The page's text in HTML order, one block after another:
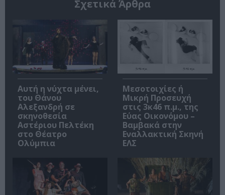
Σχετικά Άρθρα
Αυτή η νύχτα μένει,
του Θάνου
Αλεξανδρή σε
σκηνοθεσία
Αστέριου Πελτέκη
στο Θέατρο
Ολύμπια
Μεσοτοιχίες ή
Μικρή Προσευχή
στις 3κ46 π.μ., της
Εύας Οικονόμου –
Βαμβακά στην
Εναλλακτική Σκηνή
ΕΛΣ